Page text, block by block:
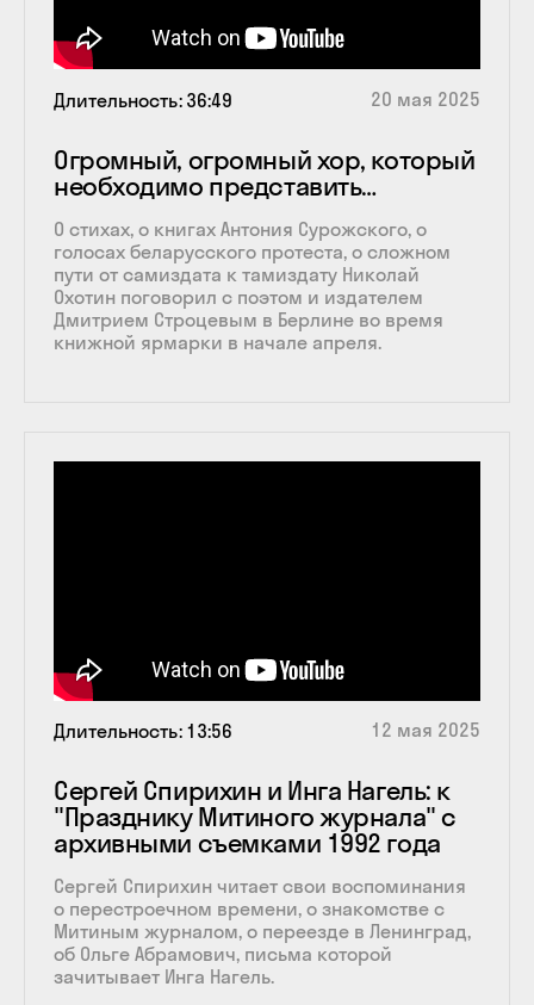
Длительность 36:49 20 мая 2025
Огромный, огромный хор, который
необходимо представить…
О стихах, о книгах Антония Сурожского, о
голосах беларусского протеста, о сложном
пути от самиздата к тамиздату Николай
Охотин поговорил с поэтом и издателем
Дмитрием Строцевым в Берлине во время
книжной ярмарки в начале апреля.
Длительность 13:56 12 мая 2025
Сергей Спирихин и Инга Нагель: к
"Празднику Митиного журнала" с
архивными съемками 1992 года
Сергей Спирихин читает свои воспоминания
о перестроечном времени, о знакомстве с
Митиным журналом, о переезде в Ленинград,
об Ольге Абрамович, письма которой
зачитывает Инга Нагель.